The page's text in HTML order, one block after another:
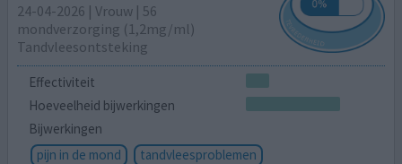
24-04-2026 | Vrouw | 56
mondverzorging (1,2mg/ml)
Tandvleesontsteking
Effectiviteit
Hoeveelheid bijwerkingen
Bijwerkingen
pijn in de mond
tandvleesproblemen